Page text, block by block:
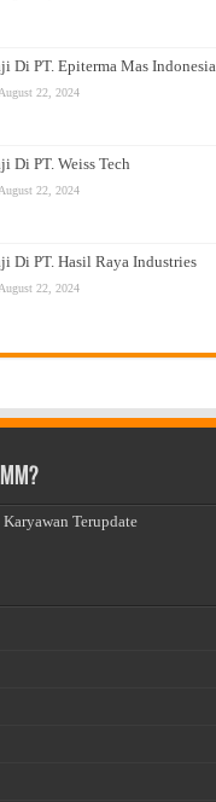
Di PT. Epiterma Mas Indonesia
August 22, 2024
Di PT. Weiss Tech
August 22, 2024
Di PT. Hasil Raya Industries
August 22, 2024
Terupdate